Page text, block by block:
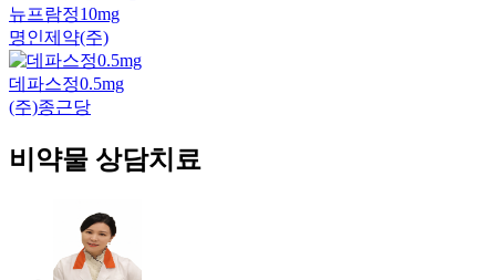
뉴프람정10mg
명인제약(주)
데파스정0.5mg
(주)종근당
비약물 상담치료